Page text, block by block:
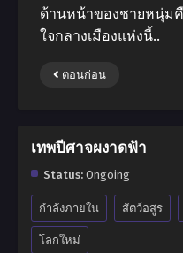
ด้านหน้าของชายหนุ่ม
ใจกลางเมืองแห่งนี้..
ตอนก่อน
เทพปีศาจผงาดฟ้า
Status: Ongoing
กำลังภายใน สัตว์อสูร
โลกใหม่